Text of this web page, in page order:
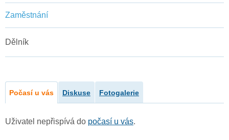
Zaměstnání
Dělník
Počasí u vás Diskuse Fotogalerie
Uživatel nepřispívá do počasí u vás.